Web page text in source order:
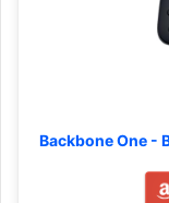
Backbone One -